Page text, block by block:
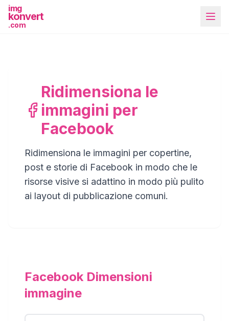
img
konvert
.com
Più strumenti
Ridimensiona le
immagini per
Facebook
Ridimensiona le immagini per copertine,
post e storie di Facebook in modo che le
risorse visive si adattino in modo più pulito
ai layout di pubblicazione comuni.
Facebook Dimensioni
immagine